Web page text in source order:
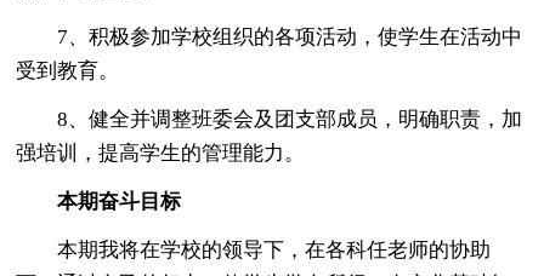
7、积极参加学校组织的各项活动，使学生在活动中
受到教育。
8、健全并调整班委会及团支部成员，明确职责，加
强培训，提高学生的管理能力。
本期奋斗目标
本期我将在学校的领导下，在各科任老师的协助